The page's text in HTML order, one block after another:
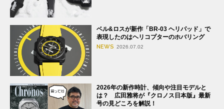
ベル&ロスが新作「BR-03 ヘリパッド」で
表現したのはヘリコプターのホバリング
NEWS 2026.07.02
2026年の新作時計、傾向や注目モデルと
は？ 広田雅将が『クロノス日本版』最新
号の見どころを解説！